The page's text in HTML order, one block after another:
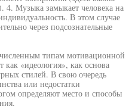
4. Музыка замыкает человека на
В этом случае
через подсознательные
типам мотивационной
как «идеология», как основа
стилей. В свою очередь
или недостатки
определяют место и способы